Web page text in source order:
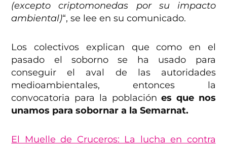
(excepto criptomonedas por su impacto
ambiental)“, se lee en su comunicado.
Los colectivos explican que como en el
pasado el soborno se ha usado para
conseguir el aval de las autoridades
medioambientales, entonces la
convocatoria para la población es que nos
unamos para sobornar a la Semarnat.
El Muelle de Cruceros: La lucha en contra